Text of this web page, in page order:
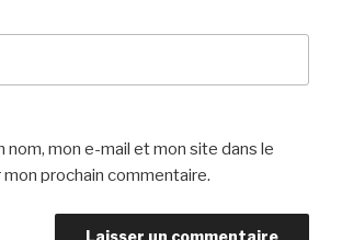
nom, mon e-mail et mon site dans le
prochain commentaire.